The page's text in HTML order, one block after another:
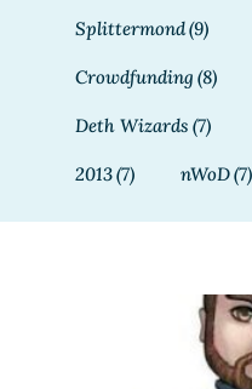
Splittermond(9)
Crowdfunding (8)
Deth Wizards (7)
2013(7) nWoD(7)